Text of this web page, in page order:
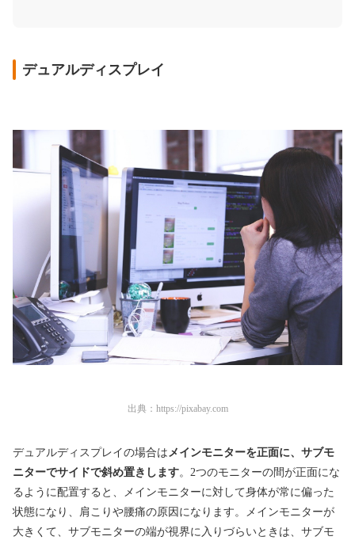
デュアルディスプレイ
出典： https://pixabay.com
デュアルディスプレイの場合は メインモニターを正面に、サブモ
ニターでサイドで斜め置きします。2つのモニターの間が正面にな
るように配置すると、メインモニターに対して身体が常に偏った
状態になり、肩こりや腰痛の原因になります。メインモニターが
大きくて、サブモニターの端が視界に入りづらいときは、サブモ